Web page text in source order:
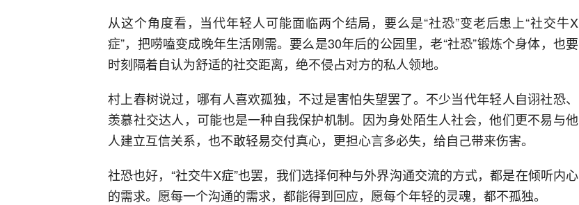
从这个角度看，当代年轻人可能面临两个结局，要么是“社恐”变老后患上“社交牛X
症”，把唠嗑变成晚年生活刚需。要么是30年后的公园里，老“社恐”锻炼个身体，也要
时刻隔着自认为舒适的社交距离，绝不侵占对方的私人领地。
村上春树说过，哪有人喜欢孤独，不过是害怕失望罢了。不少当代年轻人自诩社恐、
羡慕社交达人，可能也是一种自我保护机制。因为身处陌生人社会，他们更不易与他
人建立互信关系，也不敢轻易交付真心，更担心言多必失，给自己带来伤害。
社恐也好，“社交牛X症”也罢，我们选择何种与外界沟通交流的方式，都是在倾听内心
的需求。愿每一个沟通的需求，都能得到回应，愿每个年轻的灵魂，都不孤独。